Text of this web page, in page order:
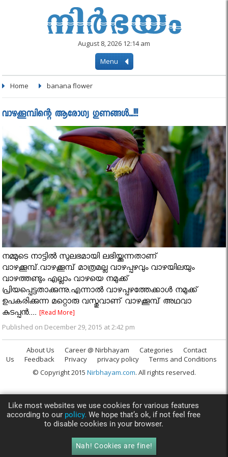
August 8, 2026 12:14 am
Menu
Home banana flower
വാഴക്കൂമ്പിന്റെ ആരോഗ്യ ഗുണങ്ങൾ...!!!
നമ്മുടെ നാട്ടില്‍ സുലഭമായി ലഭിയ്ക്കുന്നതാണ്
വാഴക്കൂമ്പ്.വാഴക്കൂമ്പ് മാത്രമല്ല വാഴപ്പഴവും വാഴയിലയും
വാഴത്തണ്ടും എല്ലാം വാഴയെ നമുക്ക്
പ്രിയപ്പെട്ടതാക്കുന്നു.എന്നാല്‍ വാഴപ്പഴത്തേക്കാള്‍ നമുക്ക്
ഉപകരിക്കുന്ന മറ്റൊരു വസ്തുവാണ് വാഴക്കൂമ്പ് അഥവാ
കുടപ്പന്‍....[Read More]
Published on December 29, 2015 at 2:42 pm
About Us Career @ Nirbhayam Categories
Contact
Us
Feedback Privacy privacy policy
Terms and Conditions
© Copyright 2015 Nirbhayam.com. All rights reserved.
Like most websites we use cookies for various features
according to our policy. We hope that’s ok, if not feel free
to disable cookies in your browser.
Nah! Cookies are fine!